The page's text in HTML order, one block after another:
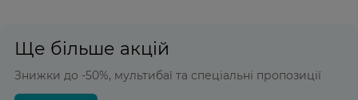
Ще більше акцій
Знижки до -50%, мультибаї та спеціальні пропозиції